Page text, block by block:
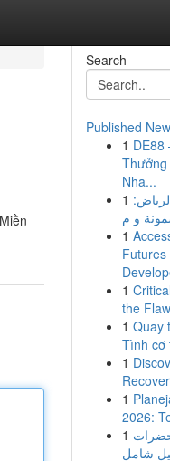
Search
Published
1 DE88
Nha...
1
1
Futures
1
the
1 Quay
Tình cơ
1
1
2026:
1